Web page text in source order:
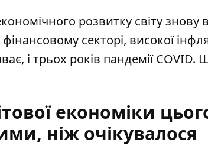
розвитку світу знову
секторі, високої
і трьох років пандемії COVID.
економіки
ніж очікувалося